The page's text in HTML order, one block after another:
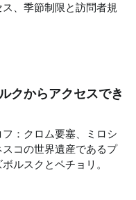
、季節制限と訪問者規
クからアクセスでき
：クロム要塞、ミロシ
コの世界遺産であるプ
ルスクとペチョリ。